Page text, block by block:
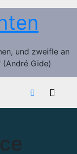
und zweifle an
(André Gide)